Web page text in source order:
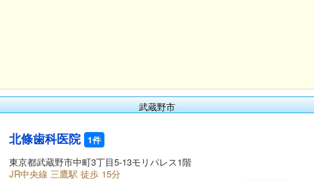
武蔵野市
北條歯科医院 1件
東京都武蔵野市中町3丁目5-13モリパレス1階
JR中央線 三鷹駅 徒歩 15分